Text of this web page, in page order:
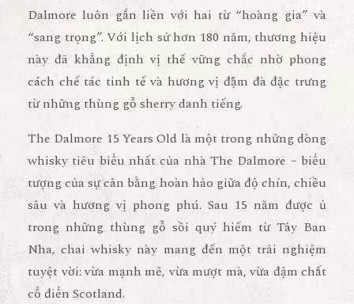
Dalmore luôn gắn liền với hai từ “hoàng gia” và
“sang trọng”. Với lịch sử hơn 180 năm, thương hiệu
này đã khẳng định vị thế vững chắc nhờ phong
cách chế tác tinh tế và hương vị đậm đà đặc trưng
từ những thùng gỗ sherry danh tiếng.
The Dalmore 15 Years Old là một trong những dòng
whisky tiêu biểu nhất của nhà The Dalmore – biểu
tượng của sự cân bằng hoàn hảo giữađộ chín, chiều
sâu và hương vị phong phú. Sau 15 năm được ủ
trong những thùng gỗ sồi quý hiếm từ Tây Ban
Nha, chai whisky này mang đến một trải nghiệm
tuyệt vời: vừa mạnh mẽ, vừa mượt mà, vừa đậm chất
cổ điển Scotland.